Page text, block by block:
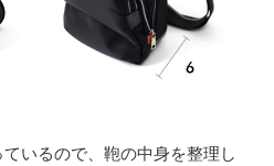
いるので、鞄の中身を整理し